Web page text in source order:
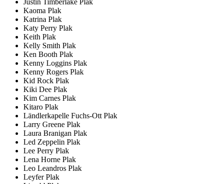
Kaoma Plak
Katrina Plak
Katy Perry Plak
Keith Plak
Kelly Smith Plak
Ken Booth Plak
Kenny Loggins Plak
Kenny Rogers Plak
Kid Rock Plak
Kiki Dee Plak
Kim Carnes Plak
Kitaro Plak
Ländlerkapelle Fuchs-Ott Plak
Larry Greene Plak
Laura Branigan Plak
Led Zeppelin Plak
Lee Perry Plak
Lena Horne Plak
Leo Leandros Plak
Leyfer Plak